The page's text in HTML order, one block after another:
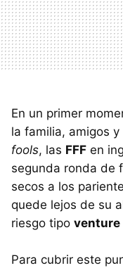
En un primer
la familia, amigos
fools, las FFF en
segunda ronda de
secos a los
quede lejos de su
riesgo tipo venture
Para cubrir este